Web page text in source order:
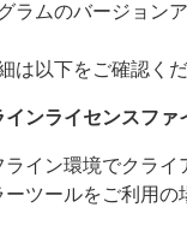
ラムのバージョン
は以下をご確認くだ
インライセンスフ
ライン環境でクラ
ーツールをご利用の